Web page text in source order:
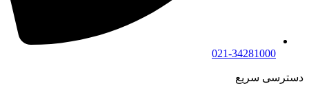
021-34281000
دسترسی سریع